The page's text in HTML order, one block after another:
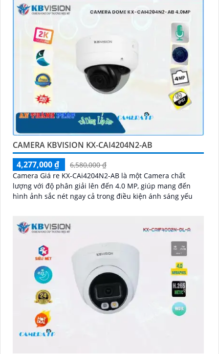
CAMERA KBVISION KX-CAI4204N2-AB
4,277,000 ₫
6,580,000 ₫
Camera Giá re KX-CAi4204N2-AB là một Camera chất
lượng với độ phân giải lên đến 4.0 MP, giúp mang đến
hình ảnh sắc nét ngay cả trong điều kiện ánh sáng yếu